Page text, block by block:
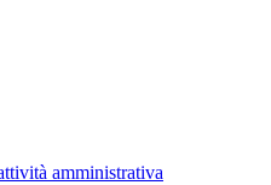
amministrativa